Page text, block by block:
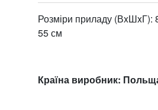
Розміри приладу (ВxШxГ):
55 см
Країна виробник: